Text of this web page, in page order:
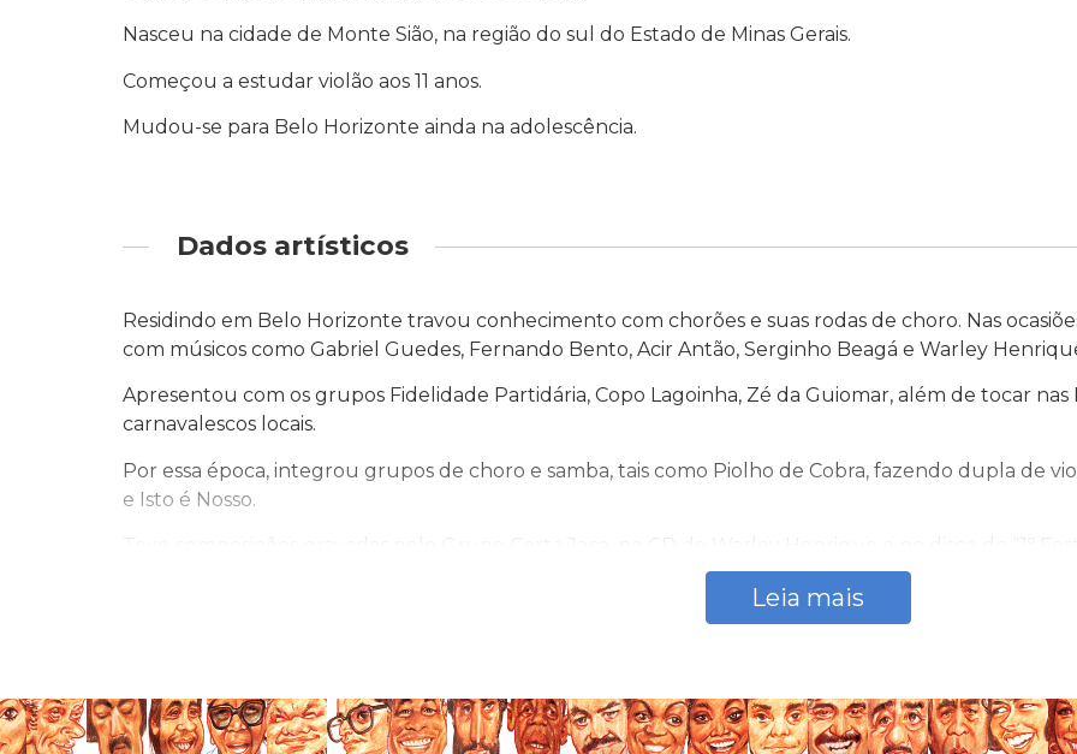
Nasceu na cidade de Monte Sião, na região do sul do Estado de Minas Gerais.
Começou a estudar violão aos 11 anos.
Mudou-se para Belo Horizonte ainda na adolescência.
Dados artísticos
Residindo em Belo Horizonte travou conhecimento com chorões e suas rodas de choro. Nas
com músicos como Gabriel Guedes, Fernando Bento, Acir Antão, Serginho Beagá e Warley
Apresentou com os grupos Fidelidade Partidária, Copo Lagoinha, Zé da Guiomar, além de tocar nas
carnavalescos locais.
Por essa época, integrou grupos de choro e samba, tais como Piolho de Cobra, fazendo dupla de
e Isto é Nosso.
“Coletânea Choro Livre, V. 1”, e ainda, pelo grupo Zé da Guiomar, e pelo cantor Artur Pádua.
Disputou, como compositor de samba-enredo, em Belo Horizonte, na Escola de Samba
Atuou como músico em vários desfiles de Escolas de Samba, entre as quais Venda Nova e Canto da
Bacharéis do Samba.
Leia mais